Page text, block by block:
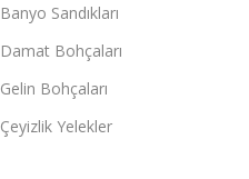
Banyo Sandıkları
Damat Bohçaları
Gelin Bohçaları
Çeyizlik Yelekler